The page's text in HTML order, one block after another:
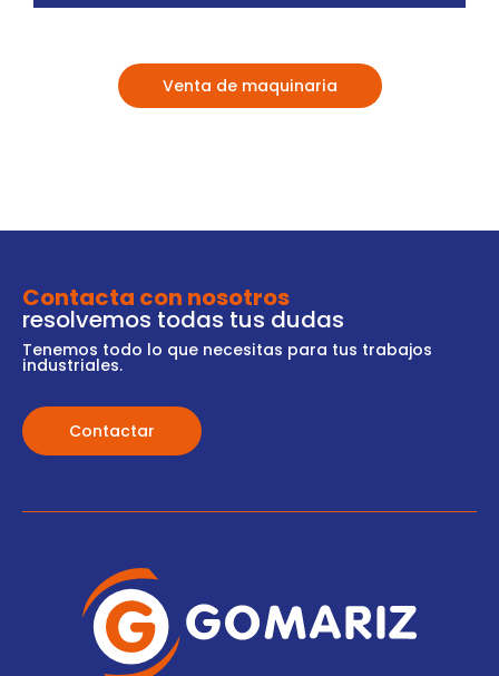
Venta de maquinaria
Contacta con nosotros
resolvemos todas tus dudas
Tenemos todo lo que necesitas para tus trabajos
industriales.
Contactar